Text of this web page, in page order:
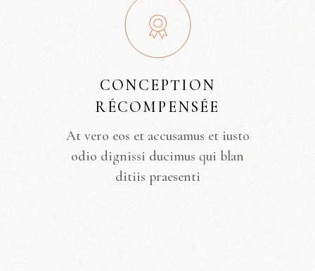
CONCEPTION
RÉCOMPENSÉE
At vero eos et accusamus et iusto
odio dignissi ducimus qui blan
ditiis praesenti